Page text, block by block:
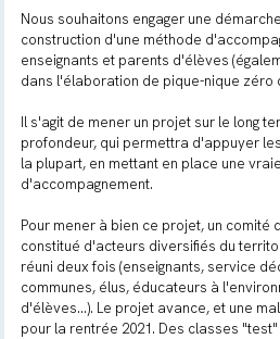
Nous souhaitons engager une
construction d'une méthode
enseignants et parents d'élèves
dans l'élaboration de pique-nique zéro
Il s'agit de mener un projet sur le long
profondeur, qui permettra d'appuyer
la plupart, en mettant en place une
d'accompagnement.
Pour mener à bien ce projet, un comité
constitué d'acteurs diversifiés du
réuni deux fois (enseignants, service
communes, élus, éducateurs à
d'élèves...). Le projet avance, et une
pour la rentrée 2021. Des classes